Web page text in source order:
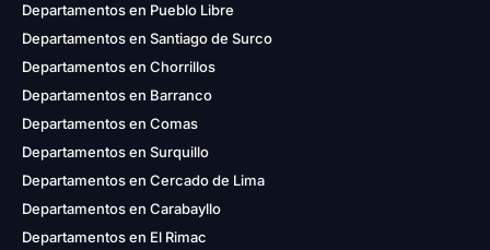
Departamentos en Pueblo Libre
Departamentos en Santiago de Surco
Departamentos en Chorrillos
Departamentos en Barranco
Departamentos en Comas
Departamentos en Surquillo
Departamentos en Cercado de Lima
Departamentos en Carabayllo
Departamentos en El Rimac